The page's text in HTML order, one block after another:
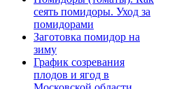
сеять помидоры. Уход за
помидорами
Заготовка помидор на
зиму
График созревания
плодов и ягод в